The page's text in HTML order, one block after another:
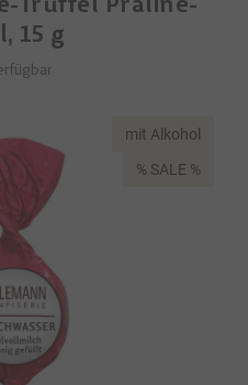
15 g
mit Alkohol
% SALE %